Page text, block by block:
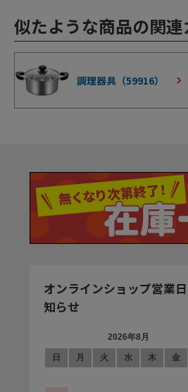
似たような商品の関連
調理器具（59916）
オンラインショップ営業
知らせ